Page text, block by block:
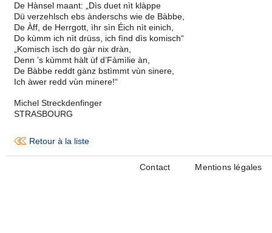
De Hànsel maant: „Dìs duet nìt klàppe
Dü verzehlsch ebs ànderschs wie de Bàbbe,
De Àff, de Herrgott, ìhr sìn Éich nìt einich,
Do kùmm ich nìt drüss, ich fìnd dìs komisch“
„Komisch ìsch do gàr nix dràn,
Denn ’s kùmmt hàlt ùf d’Fàmìlie àn,
De Bàbbe reddt gànz bstìmmt vùn sinere,
Ich àwer redd vùn minere!“
Michel Streckdenfinger
STRASBOURG
Retour à la liste
Contact Mentions légales